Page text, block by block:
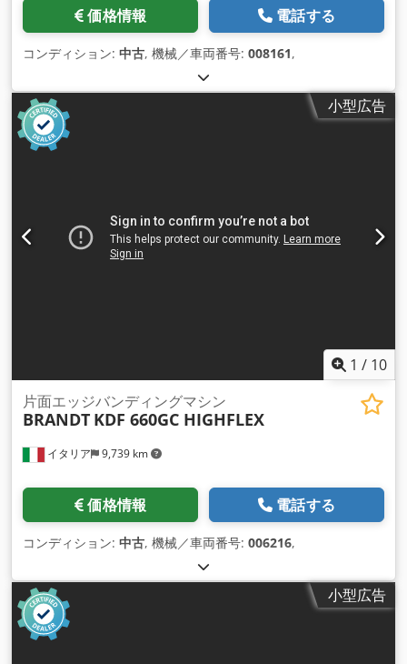
価格情報 電話する
コンディション: 中古, 機械／車両番号: 008161,
小型広告
1 / 10
イタリア 9,739 km
片面エッジバンディングマシン
BRANDT KDF 660GC HIGHFLEX
価格情報 電話する
コンディション: 中古, 機械／車両番号: 006216,
小型広告